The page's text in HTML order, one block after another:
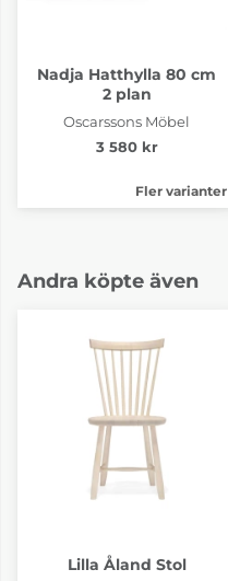
Nadja Hatthylla 80 cm
2 plan
Oscarssons Möbel
3 580 kr
Fler varianter
Andra köpte även
Lilla Åland Stol